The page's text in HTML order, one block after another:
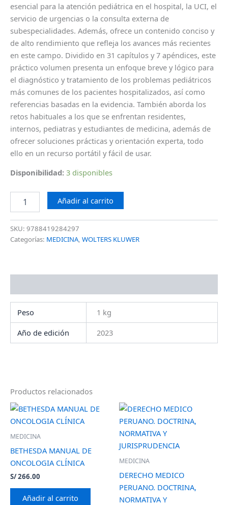
esencial para la atención pediátrica en el hospital, la UCI, el
servicio de urgencias o la consulta externa de
subespecialidades. Además, ofrece un contenido conciso y
de alto rendimiento que refleja los avances más recientes
en este campo. Dividido en 31 capítulos y 7 apéndices, este
práctico volumen presenta un enfoque breve y lógico para
el diagnóstico y tratamiento de los problemas pediátricos
más comunes de los pacientes hospitalizados, así como
referencias basadas en la evidencia. También aborda los
retos habituales a los que se enfrentan residentes,
internos, pediatras y estudiantes de medicina, además de
ofrecer soluciones prácticas y orientación experta, todo
ello en un recurso portátil y fácil de usar.
Disponibilidad: 3 disponibles
Añadir al carrito
SKU: 9788419284297
Categorías: MEDICINA, WOLTERS KLUWER
Peso
1 kg
Año de edición
2023
Productos relacionados
MEDICINA
BETHESDA MANUAL DE
ONCOLOGIA CLÍNICA
S/266.00
Añadir al carrito
MEDICINA
DERECHO MEDICO
PERUANO. DOCTRINA,
NORMATIVA Y